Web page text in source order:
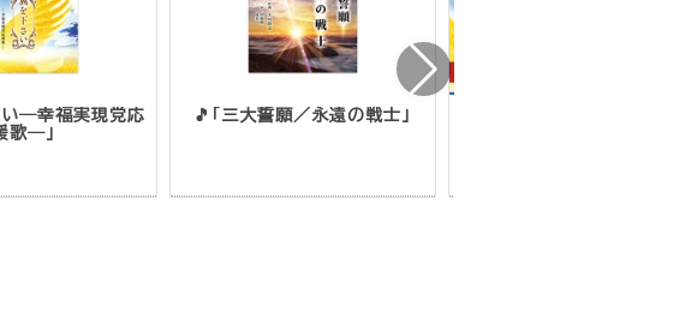
い―幸福実現党応
歌―」
🎵「三大誓願／永遠の戦士」